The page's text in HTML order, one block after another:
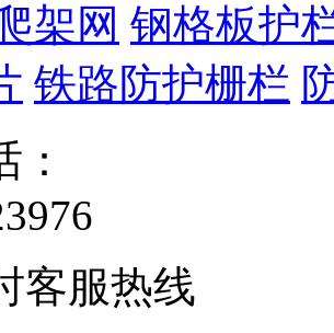
架网 钢格板护
铁路防护栅栏
客服热线